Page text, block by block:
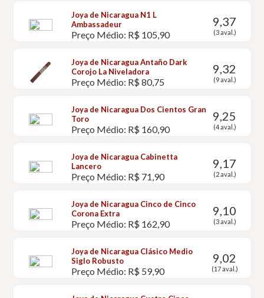
Joya de Nicaragua N1 L
Ambassadeur
Preço Médio: R$ 105,90
9,37
(3 aval.)
Joya de Nicaragua Antaño Dark
Corojo La Niveladora
Preço Médio: R$ 80,75
9,32
(9 aval.)
Joya de Nicaragua Dos Cientos Gran
Toro
Preço Médio: R$ 160,90
9,25
(4 aval.)
Joya de Nicaragua Cabinetta
Lancero
Preço Médio: R$ 71,90
9,17
(2 aval.)
Joya de Nicaragua Cinco de Cinco
Corona Extra
Preço Médio: R$ 162,90
9,10
(3 aval.)
Joya de Nicaragua Clásico Medio
Siglo Robusto
Preço Médio: R$ 59,90
9,02
(17 aval.)